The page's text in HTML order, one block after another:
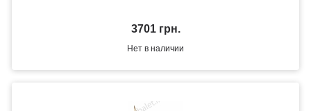
3701 грн.
Нет в наличии